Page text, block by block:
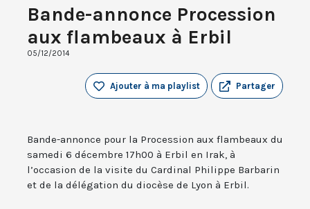
Bande-annonce Procession
aux flambeaux à Erbil
05/12/2014
Partager
Ajouter à ma playlist
Bande-annonce pour la Procession aux flambeaux du
samedi 6 décembre 17h00 à Erbil en Irak, à
l’occasion de la visite du Cardinal Philippe Barbarin
et de la délégation du diocèse de Lyon à Erbil.